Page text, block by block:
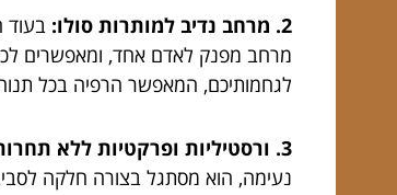
2. מרחב נדיב למותרות סולו:
בעוד
מרחב מפנק לאדם אחד, ומאפשרים
לגחמותיכם, המאפשר הרפיה בכל
3. ורסטיליות ופרקטיות ללא תחרות:
נעימה, הוא מסתגל בצורה חלקה